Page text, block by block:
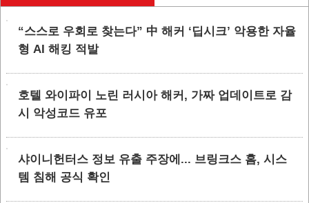
“스스로 우회로 찾는다” 中 해커 ‘딥시크’ 악용한 자율
형 AI 해킹 적발
호텔 와이파이 노린 러시아 해커, 가짜 업데이트로 감
시 악성코드 유포
샤이니헌터스 정보 유출 주장에... 브링크스 홈, 시스
템 침해 공식 확인